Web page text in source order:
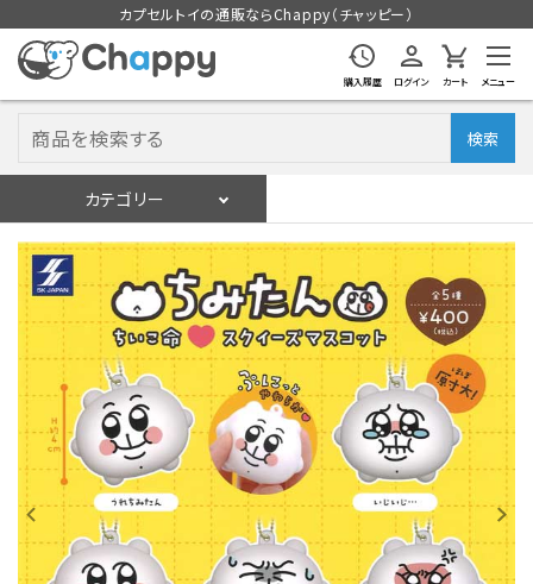
カプセルトイの通販ならChappy（チャッピー）
購入履歴 ログイン カート メニュー
検索
カテゴリー
ログイン 会員登録
入荷スケジュールをチェック
カプセルトイマシン本体
カプセルトイ
販促用空カプセル
レンタル